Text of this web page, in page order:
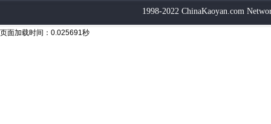
1998-2022 ChinaKaoyan.com
页面加载时间：0.025691秒